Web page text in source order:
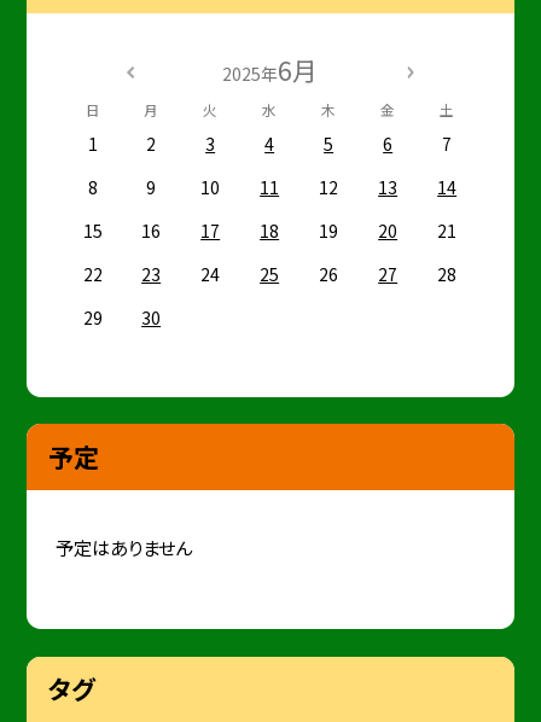
2025年6月
日 月 火 水 木 金 土
1 2 3 4 5 6
7
8
9 10 11 12 13
14
15
16 17 18 19 20
21
22
23 24 25 26 27
28
29
30
予定
予定はありません
タグ